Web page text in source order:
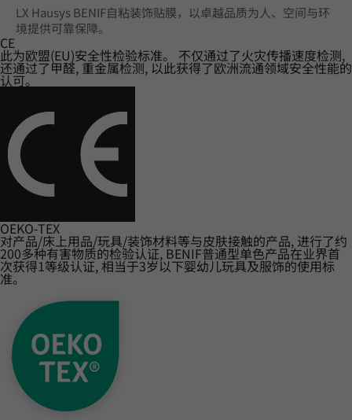
LX Hausys BENIF自粘装饰贴膜，以卓越品质为人、空间与环
境提供可靠保障。
CE
此为欧盟(EU)安全性检验标准。 不仅通过了火灾传播速度检测,
还通过了甲醛, 重金属检测, 以此获得了欧洲流通领域安全性能的
认可。
OEKO-TEX
对产品/床上用品/玩具/装饰材料等与皮肤接触的产品, 进行了约
200多种有害物质的检验认证, BENIF普通型单色产品在业界首
次获得1等级认证, 相当于3岁以下婴幼儿玩具及服饰的使用标
准。